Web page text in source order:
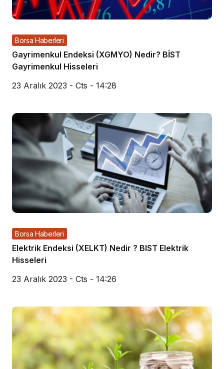
Borsa Haberleri
Gayrimenkul Endeksi (XGMYO) Nedir? BİST
Gayrimenkul Hisseleri
23 Aralık 2023 - Cts - 14:28
Borsa Haberleri
Elektrik Endeksi (XELKT) Nedir ? BIST Elektrik
Hisseleri
23 Aralık 2023 - Cts - 14:26